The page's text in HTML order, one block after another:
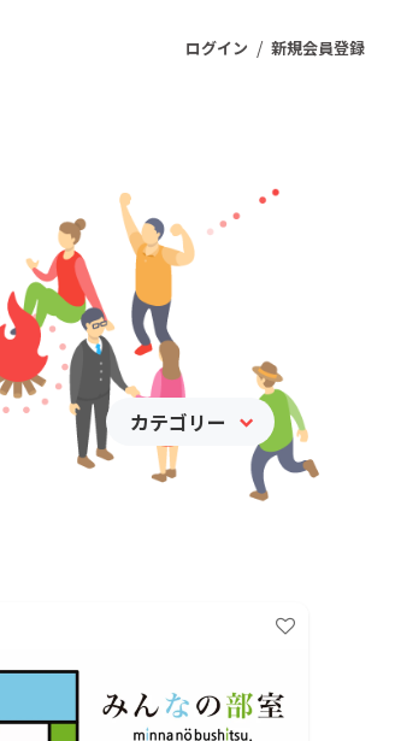
ログイン / 新規会員登録
プロダクト
ファッション
スポーツ
まちづくり・地域活性化
カテゴリー